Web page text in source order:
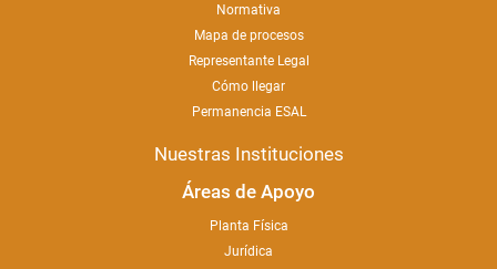
Normativa
Mapa de procesos
Representante Legal
Cómo llegar
Permanencia ESAL
Nuestras Instituciones
Áreas de Apoyo
Planta Física
Jurídica